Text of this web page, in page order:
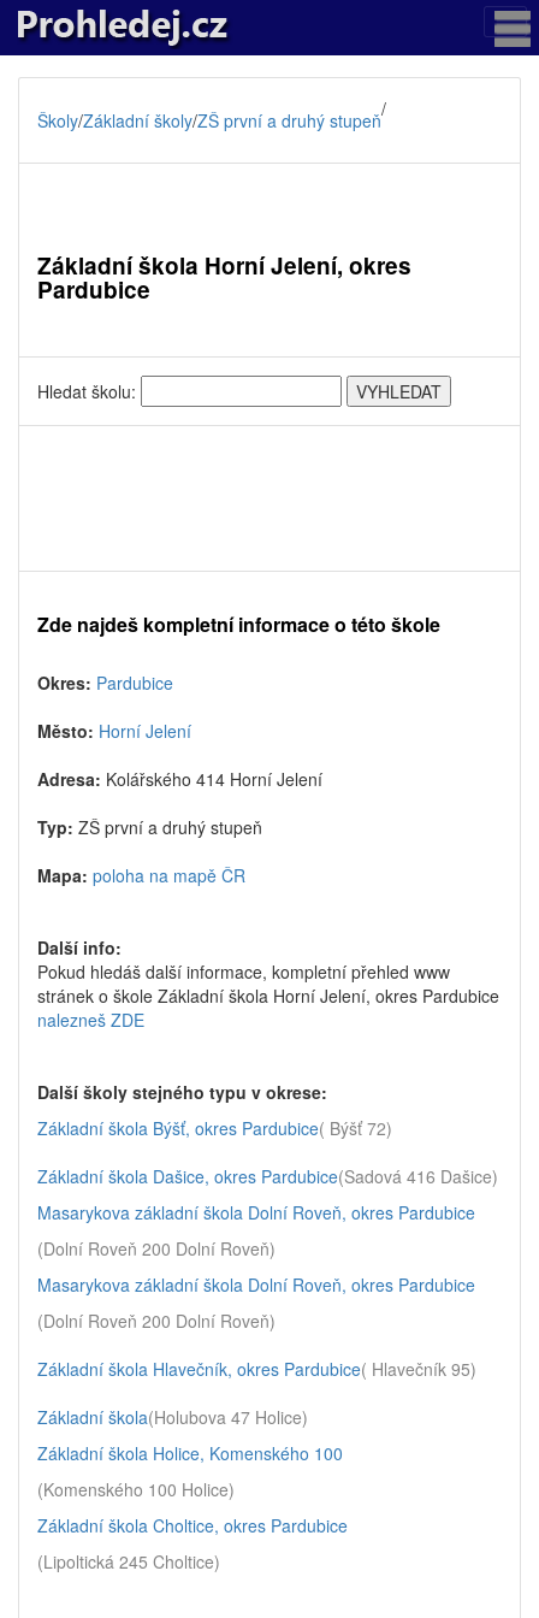
Školy/Základní školy/ZŠ první a druhý stupeň/
Základní škola Horní Jelení, okres
Pardubice
Hledat školu:
Zde najdeš kompletní informace o této škole
Okres: Pardubice
Město: Horní Jelení
Adresa: Kolářského 414 Horní Jelení
Typ: ZŠ první a druhý stupeň
Mapa: poloha na mapě ČR
Další info:
Pokud hledáš další informace, kompletní přehled www
stránek o škole Základní škola Horní Jelení, okres Pardubice
nalezneš ZDE
Další školy stejného typu v okrese:
Základní škola Býšť, okres Pardubice( Býšť 72)
Základní škola Dašice, okres Pardubice(Sadová 416 Dašice)
Masarykova základní škola Dolní Roveň, okres Pardubice
(Dolní Roveň 200 Dolní Roveň)
Masarykova základní škola Dolní Roveň, okres Pardubice
(Dolní Roveň 200 Dolní Roveň)
Základní škola Hlavečník, okres Pardubice( Hlavečník 95)
Základní škola(Holubova 47 Holice)
Základní škola Holice, Komenského 100
(Komenského 100 Holice)
Základní škola Choltice, okres Pardubice
(Lipoltická 245 Choltice)